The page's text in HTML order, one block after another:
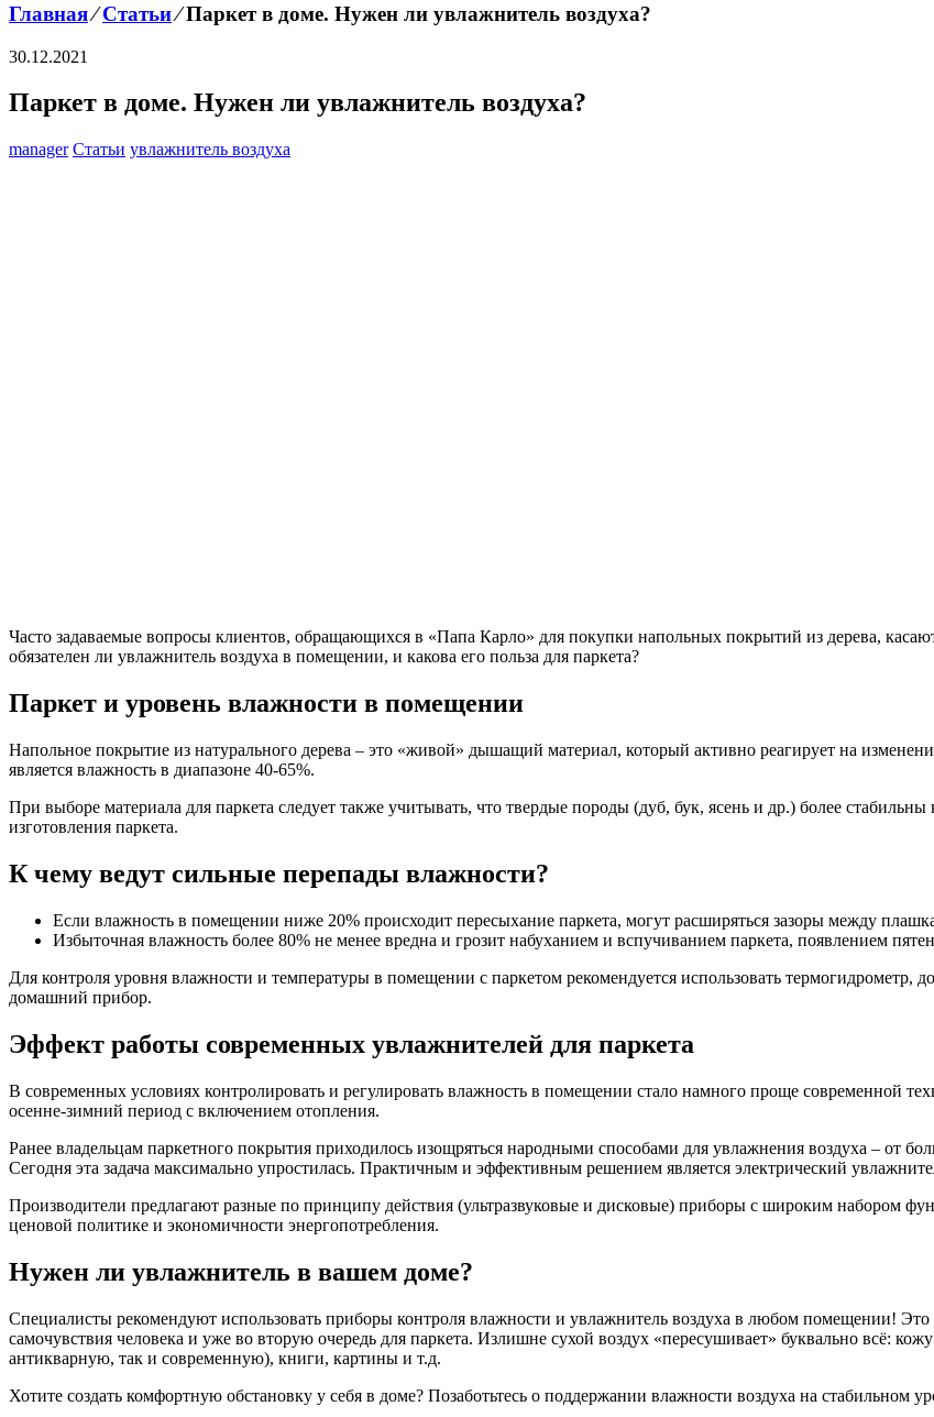
Главная⁄Статьи⁄Паркет в доме. Нужен ли увлажнитель воздуха?
30.12.2021
Паркет в доме. Нужен ли увлажнитель воздуха?
manager Статьи увлажнитель воздуха
Часто задаваемые вопросы клиентов, обращающихся в «Папа Карло» для покупки напольных покрытий из дерева,
обязателен ли увлажнитель воздуха в помещении, и какова его польза для паркета?
Паркет и уровень влажности в помещении
Напольное покрытие из натурального дерева – это «живой» дышащий материал, который активно реагирует на
является влажность в диапазоне 40-65%.
При выборе материала для паркета следует также учитывать, что твердые породы (дуб, бук, ясень и др.) более
изготовления паркета.
К чему ведут сильные перепады влажности?
Если влажность в помещении ниже 20% происходит пересыхание паркета, могут расширяться зазоры между
Избыточная влажность более 80% не менее вредна и грозит набуханием и вспучиванием паркета, появлением
Для контроля уровня влажности и температуры в помещении с паркетом рекомендуется использовать
домашний прибор.
Эффект работы современных увлажнителей для паркета
В современных условиях контролировать и регулировать влажность в помещении стало намного проще современной
осенне-зимний период с включением отопления.
Ранее владельцам паркетного покрытия приходилось изощряться народными способами для увлажнения воздуха – от
Сегодня эта задача максимально упростилась. Практичным и эффективным решением является электрический
Производители предлагают разные по принципу действия (ультразвуковые и дисковые) приборы с широким набором
ценовой политике и экономичности энергопотребления.
Нужен ли увлажнитель в вашем доме?
Специалисты рекомендуют использовать приборы контроля влажности и увлажнитель воздуха в любом помещении! Это
самочувствия человека и уже во вторую очередь для паркета. Излишне сухой воздух «пересушивает» буквально всё:
антикварную, так и современную), книги, картины и т.д.
Хотите создать комфортную обстановку у себя в доме? Позаботьтесь о поддержании влажности воздуха на стабильном